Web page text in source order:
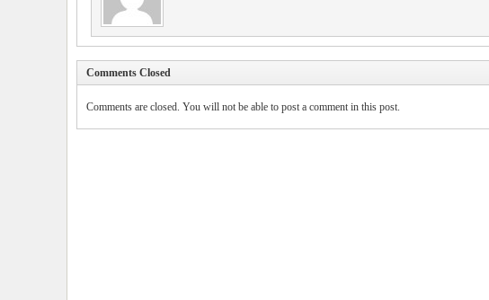
Comments Closed
Comments are closed. You will not be able to post a comment in this post.